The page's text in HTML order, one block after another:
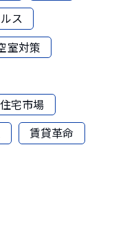
ス
室対策
宅市場
賃貸革命